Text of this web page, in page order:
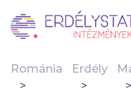
Románia Erdély